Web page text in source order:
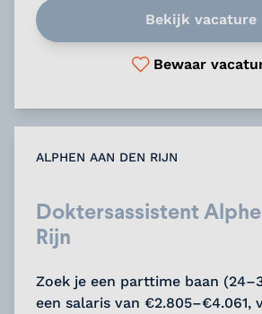
Bekijk vacature
Bewaar
ALPHEN AAN DEN RIJN
Doktersassistent
Rijn
Zoek je een parttime baan
een salaris van €2.805–€4.061,